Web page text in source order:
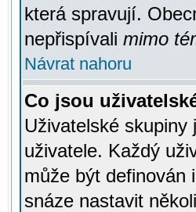
která spravují.
nepřispívali mimo
Návrat nahoru
Co jsou
Uživatelské skupiny
uživatele. Každý
může být definován
snáze nastavit